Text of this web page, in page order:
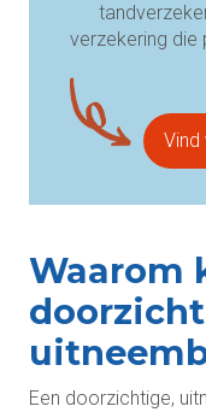
verzekering die
Vind
Waarom
Een doorzichtige,